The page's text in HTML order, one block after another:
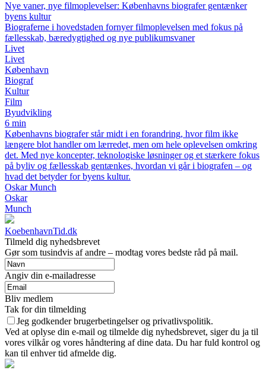
Nye vaner, nye filmoplevelser: Københavns biografer gentænker
byens kultur
Biograferne i hovedstaden fornyer filmoplevelsen med fokus på
fællesskab, bæredygtighed og nye publikumsvaner
Livet
Livet
København
Biograf
Kultur
Film
Byudvikling
6 min
Københavns biografer står midt i en forandring, hvor film ikke
længere blot handler om lærredet, men om hele oplevelsen omkring
det. Med nye koncepter, teknologiske løsninger og et stærkere fokus
på byliv og fællesskab gentænkes, hvordan vi går i biografen – og
hvad det betyder for byens kultur.
Oskar Munch
Oskar
Munch
KoebenhavnTid.dk
Tilmeld dig nyhedsbrevet
Gør som tusindvis af andre – modtag vores bedste råd på mail.
Angiv din e-mailadresse
Bliv medlem
Tak for din tilmelding
Jeg godkender brugerbetingelser og privatlivspolitik.
Ved at oplyse din e-mail og tilmelde dig nyhedsbrevet, siger du ja til
vores vilkår og vores håndtering af dine data. Du har fuld kontrol og
kan til enhver tid afmelde dig.